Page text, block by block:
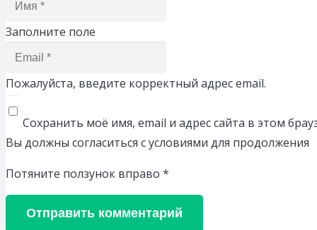
Заполните поле
Пожалуйста, введите корректный адрес email.
Сохранить моё имя, email и адрес сайта в этом
Вы должны согласиться с условиями для продолжения
Потяните ползунок вправо *
Отправить комментарий